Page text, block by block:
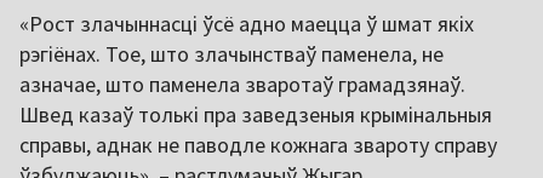
«Рост злачыннасці ўсё адно маецца ў шмат якіх
рэгіёнах. Тое, што злачынстваў паменела, не
азначае, што паменела зваротаў грамадзянаў.
Швед казаў толькі пра заведзеныя крымінальныя
справы, аднак не паводле кожнага звароту справу